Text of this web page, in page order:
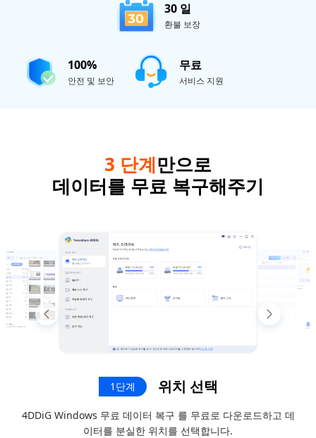
30 일
환불 보장
100%
안전 및 보안
무료
서비스 지원
3 단계만으로
데이터를 무료 복구해주기
1단계 위치 선택
4DDiG Windows 무료 데이터 복구 를 무료로 다운로드하고 데
이터를 분실한 위치를 선택합니다.